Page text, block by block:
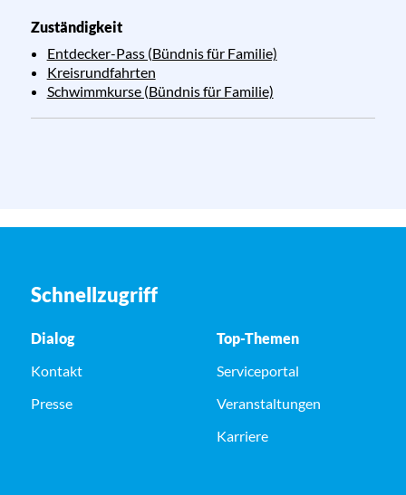
Zuständigkeit
Entdecker-Pass (Bündnis für Familie)
Kreisrundfahrten
Schwimmkurse (Bündnis für Familie)
Schnellzugriff
Dialog
Kontakt
Presse
Top-Themen
Serviceportal
Veranstaltungen
Karriere